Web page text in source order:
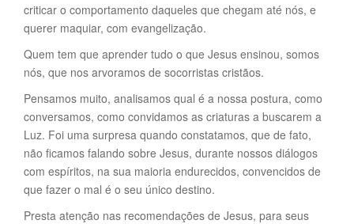
criticar o comportamento daqueles que chegam até nós, e
querer maquiar, com evangelização.
Quem tem que aprender tudo o que Jesus ensinou, somos
nós, que nos arvoramos de socorristas cristãos.
Pensamos muito, analisamos qual é a nossa postura, como
conversamos, como convidamos as criaturas a buscarem a
Luz. Foi uma surpresa quando constatamos, que de fato,
não ficamos falando sobre Jesus, durante nossos diálogos
com espíritos, na sua maioria endurecidos, convencidos de
que fazer o mal é o seu único destino.
Presta atenção nas recomendações de Jesus, para seus